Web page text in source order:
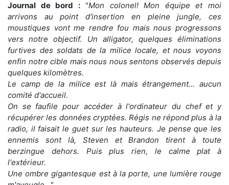
Journal de bord :"Mon colonel! Mon équipe et moi
arrivons au point d'insertion en pleine jungle, ces
moustiques vont me rendre fou mais nous progressons
vers notre objectif. Un alligator, quelques éliminations
furtives des soldats de la milice locale, et nous voyons
enfin notre cible mais nous nous sentons observés depuis
quelques kilomètres.
Le camp de la milice est là mais étrangement... aucun
comité d'accueil.
On se faufile pour accéder à l'ordinateur du chef et y
récupérer les données cryptées. Régis ne répond plus à la
radio, il faisait le guet sur les hauteurs. Je pense que les
ennemis sont là, Steven et Brandon tirent à toute
berzingue dehors. Puis plus rien, le calme plat à
l'extérieur.
Une ombre gigantesque est à la porte, une lumière rouge